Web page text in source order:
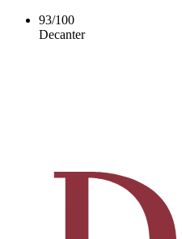
93/100
Decanter